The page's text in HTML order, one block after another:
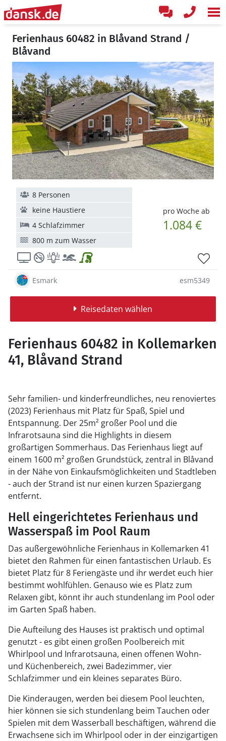
Ferienhaus 60482 in Blåvand Strand /
Blåvand
pro Woche ab
1.084 €
8 Personen
keine Haustiere
4 Schlafzimmer
800 m zum Wasser
Esmark esm5349
Reisedaten wählen
Ferienhaus 60482 in Kollemarken
41, Blåvand Strand
Sehr familien- und kinderfreundliches, neu renoviertes
(2023) Ferienhaus mit Platz für Spaß, Spiel und
Entspannung. Der 25m² großer Pool und die
Infrarotsauna sind die Highlights in diesem
großartigen Sommerhaus. Das Ferienhaus liegt auf
einem 1600 m² großen Grundstück, zentral in Blåvand
in der Nähe von Einkaufsmöglichkeiten und Stadtleben
- auch der Strand ist nur einen kurzen Spaziergang
entfernt.
Hell eingerichtetes Ferienhaus und
Wasserspaß im Pool Raum
Das außergewöhnliche Ferienhaus in Kollemarken 41
bietet den Rahmen für einen fantastischen Urlaub. Es
bietet Platz für 8 Feriengäste und ihr werdet euch hier
bestimmt wohlfühlen. Genauso wie es Platz zum
Relaxen gibt, könnt ihr auch stundenlang im Pool oder
im Garten Spaß haben.
Die Aufteilung des Hauses ist praktisch und optimal
genutzt - es gibt einen großen Poolbereich mit
Whirlpool und Infrarotsauna, einen offenen Wohn-
und Küchenbereich, zwei Badezimmer, vier
Schlafzimmer und ein kleines separates Büro.
Die Kinderaugen, werden bei diesem Pool leuchten,
hier können sie sich stundenlang beim Tauchen oder
Spielen mit dem Wasserball beschäftigen, während die
Erwachsene sich im Whirlpool oder in der einzigartigen